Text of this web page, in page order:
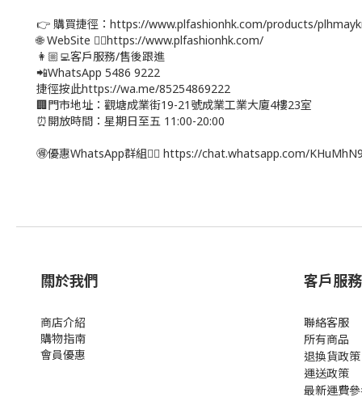
👉 購買捷徑：https://www.plfashionhk.com/products/
🌐 WebSite 👉🏻https://www.plfashionhk.com/
👩🏼‍💻客戶服務/售後跟進
📲WhatsApp 5486 9222
捷徑按此https://wa.me/85254869222
🏢門市地址：觀塘成業街19-21號成業工業大廈4樓23室
⏰開放時間：星期日至五 11:00-20:00
🉐優惠WhatsApp群組👉🏻 https://chat.whatsapp.com/
關於我們
商店介紹
購物指南
會員優惠
客戶服務
聯絡客服
所有商品
退換貨政策
運送政策
最新運費